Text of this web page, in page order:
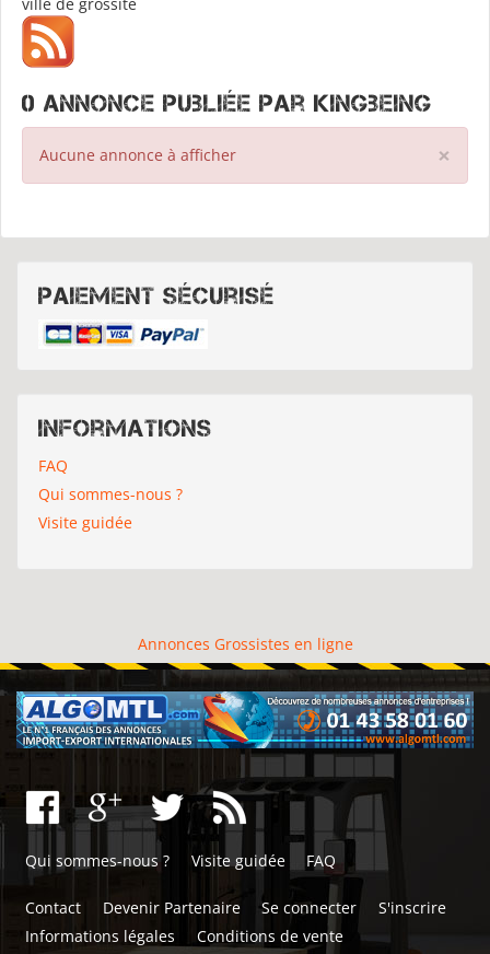
ville de grossite
0 annonce publiée par Kingbeing
×
Aucune annonce à afficher
Paiement sécurisé
Informations
FAQ
Qui sommes-nous ?
Visite guidée
Annonces Grossistes en ligne
Qui sommes-nous ? Visite guidée FAQ
Contact Devenir Partenaire Se connecter
S'inscrire
Informations légales
Conditions de vente